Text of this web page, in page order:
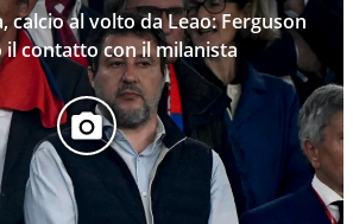
calcio al volto da Leao: Ferguson
contatto con il milanista